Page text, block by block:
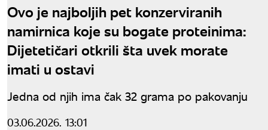
Ovo je najboljih pet konzerviranih
namirnica koje su bogate proteinima:
Dijetetičari otkrili šta uvek morate
imati u ostavi
Jedna od njih ima čak 32 grama po pakovanju
03.06.2026. 13:01